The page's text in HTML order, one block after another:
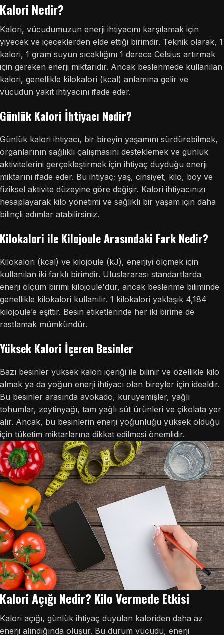
Kalori Nedir?
Kalori, vücudumuzun enerji ihtiyacını karşılamak için
yiyecek ve içeceklerden elde ettiği birimdir. Teknik olarak, 1
kalori, 1 gram suyun sıcaklığını 1 derece Celsius artırmak
için gereken enerji miktarıdır. Ancak beslenmede kullanılan
kalori, genellikle kilokalori (kcal) anlamına gelir ve
vücudun yakıt ihtiyacını ifade eder.
Günlük Kalori İhtiyacı Nedir?
Günlük kalori ihtiyacı, bir bireyin yaşamını sürdürebilmek,
organlarının sağlıklı çalışmasını desteklemek ve günlük
aktivitelerini gerçekleştirmek için ihtiyaç duyduğu enerji
miktarını ifade eder. Bu ihtiyaç; yaş, cinsiyet, kilo, boy ve
fiziksel aktivite düzeyine göre değişir. Kalori ihtiyacınızı
hesaplayarak kilo yönetimi ve sağlıklı bir yaşam için daha
bilinçli adımlar atabilirsiniz.
Kilokalori ile Kilojoule Arasındaki Fark Nedir?
Kilokalori (kcal) ve kilojoule (kJ), enerjiyi ölçmek için
kullanılan iki farklı birimdir. Uluslararası standartlarda
enerji ölçüm birimi kilojoule'dür, ancak beslenme biliminde
genellikle kilokalori kullanılır. 1 kilokalori yaklaşık 4,184
kilojoule’e eşittir. Besin etiketlerinde her iki birime de
rastlamak mümkündür.
Yüksek Kalori İçeren Besinler
Bazı besinler yüksek kalori içeriği ile bilinir ve özellikle kilo
almak ya da yoğun enerji ihtiyacı olan bireyler için idealdir.
Bu besinler arasında avokado, kuruyemişler, yağlı
tohumlar, zeytinyağı, tam yağlı süt ürünleri ve çikolata yer
alır. Ancak, bu besinlerin enerji yoğunluğu yüksek olduğu
için tüketim miktarlarına dikkat edilmesi önemlidir.
Kalori Açığı Nedir? Kilo Vermede Etkisi
Kalori açığı, günlük ihtiyaç duyulan kaloriden daha az
enerji alındığında oluşur. Bu durum vücudu, enerji